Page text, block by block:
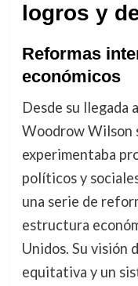
logros y
Reformas
económicos
Desde su llegada
Woodrow Wilson
experimentaba
políticos y
una serie de
estructura
Unidos. Su visión
equitativa y un